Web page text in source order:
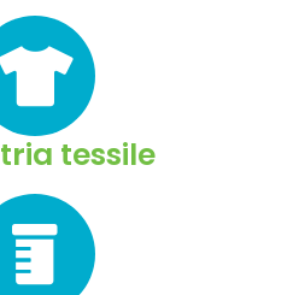
tessile